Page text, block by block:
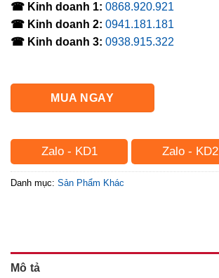
☎ Kinh doanh 1: 0868.920.921
☎ Kinh doanh 2: 0941.181.181
☎ Kinh doanh 3: 0938.915.322
MUA NGAY
Zalo - KD1 Zalo - KD2
Danh mục: Sản Phẩm Khác
Mô tả